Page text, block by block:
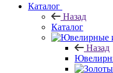
Каталог
Назад
Каталог
Назад